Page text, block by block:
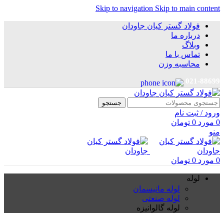
Skip to navigation Skip to main content
فولاد گستر کیان جاودان
درباره ما
وبلاگ
تماس با ما
محاسبه وزن
جستجو
ورود / ثبت نام
0 مورد 0 تومان
منو
0 مورد 0 تومان
لوله
لوله مانیسمان
لوله صنعتی
لوله گالوانیزه